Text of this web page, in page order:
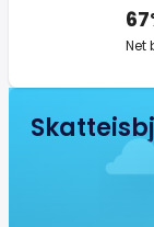
Net